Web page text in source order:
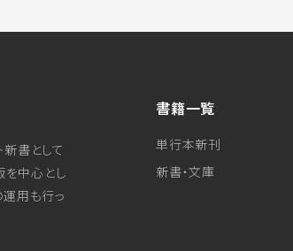
書として
中心とし
運用も行っ
書籍一覧
単行本新刊
新書・文庫